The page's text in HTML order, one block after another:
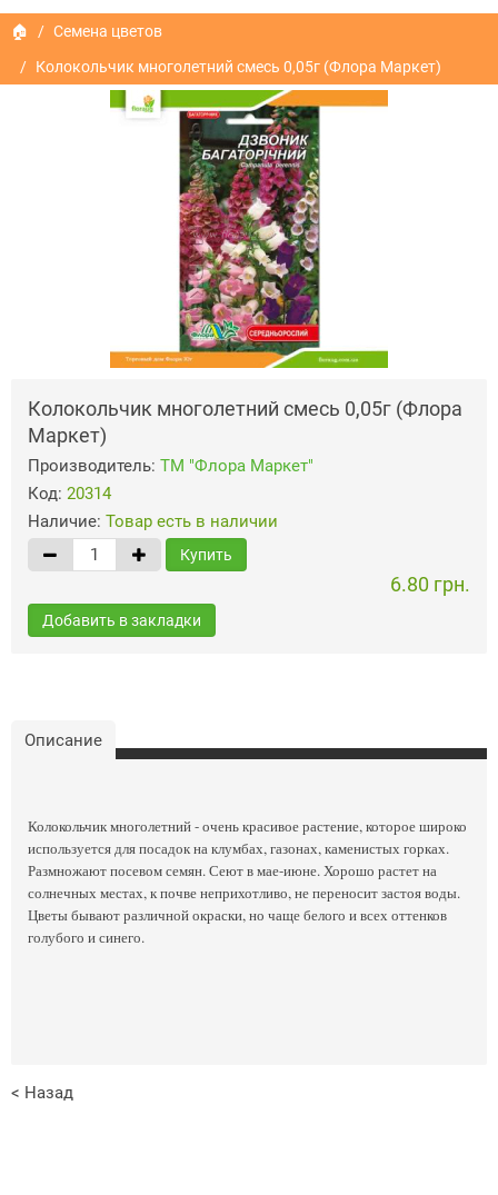
🏠
Семена цветов
Колокольчик многолетний смесь 0,05г (Флора Маркет)
Колокольчик многолетний смесь 0,05г (Флора
Маркет)
Производитель: ТМ "Флора Маркет"
Код: 20314
Наличие: Товар есть в наличии
Купить
6.80 грн.
Добавить в закладки
Описание
Колокольчик многолетний - очень красивое растение, которое широко
используется для посадок на клумбах, газонах, каменистых горках.
Размножают посевом семян. Сеют в мае-июне. Хорошо растет на
солнечных местах, к почве неприхотливо, не переносит застоя воды.
Цветы бывают различной окраски, но чаще белого и всех оттенков
голубого и синего.
< Назад